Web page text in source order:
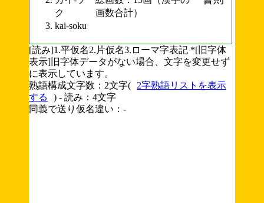
ク
kai-soku
画数合計）
[読み]1.平仮名2.片仮名3.ローマ字表記 *[旧字体
表示]旧字体データがない場合、文字を変更せず
に表示しています。
熟語構成文字数：2文字(
2字熟語リストを表示
する
) - 読み：4文字
同義で送り仮名違い：-